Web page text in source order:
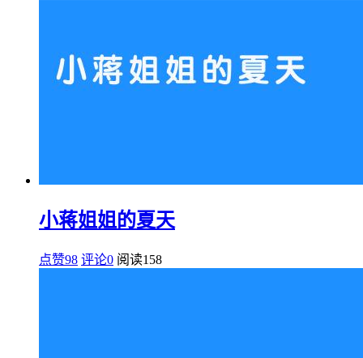
小蒋姐姐的夏天
点赞98 评论0 阅读158